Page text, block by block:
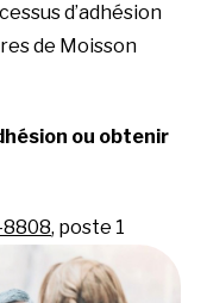
d’adhésion
de Moisson
ou obtenir
8808, poste 1